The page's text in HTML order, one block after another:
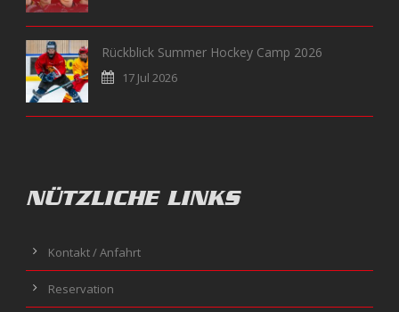
Rückblick Summer Hockey Camp 2026
17 Jul 2026
NÜTZLICHE LINKS
Kontakt / Anfahrt
Reservation